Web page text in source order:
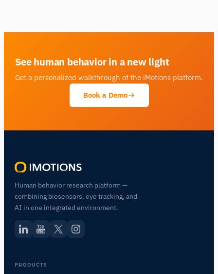
See human behavior in a new light
Get a personalized walkthrough of the iMotions platform.
Book a Demo
Human behavior research platform —
combining biosensors, eye tracking, and
AI in one integrated environment.
PRODUCTS